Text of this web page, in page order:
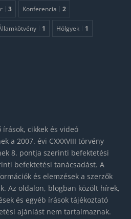
3 Konferencia 2
1 Hölgyek 1
cikkek és videó
a 2007. évi CXXXVIII törvény
8. pontja szerinti befektetési
befektetési tanácsadást. A
és elemzések a szerzők
Az oldalon, blogban közölt hírek,
és egyéb írások tájékoztató
ajánlást nem tartalmaznak.